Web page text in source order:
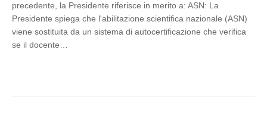
precedente, la Presidente riferisce in merito a: ASN: La
Presidente spiega che l'abilitazione scientifica nazionale (ASN)
viene sostituita da un sistema di autocertificazione che verifica
se il docente…